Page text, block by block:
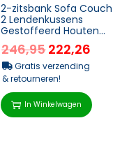
2-zitsbank Sofa Couch
2 Lendenkussens
Gestoffeerd Houten
Frame Linnenlook
Tweepersoonsbank
Kleine Ru...
246,95222,26
Gratis verzending
& retourneren!
In Winkelwagen